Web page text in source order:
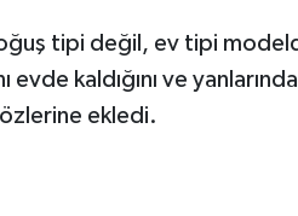
tipi değil, ev tipi
kaldığını ve
ekledi.